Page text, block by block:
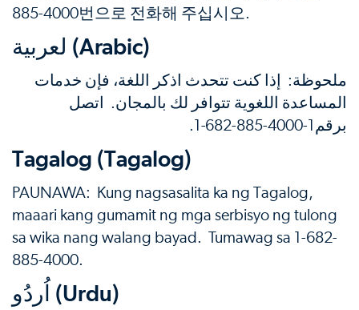
885-4000번으로 전화해 주십시오.
لعربية (Arabic)
ملحوظة: إذا كنت تتحدث اذكر اللغة، فإن خدمات
المساعدة اللغوية تتوافر لك بالمجان. اتصل
برقم1-
1-682-885-4000
.
Tagalog (Tagalog)
PAUNAWA: Kung nagsasalita ka ng Tagalog,
maaari kang gumamit ng mga serbisyo ng tulong
sa wika nang walang bayad. Tumawag sa 1-682-
885-4000.
اُردُو (Urdu)